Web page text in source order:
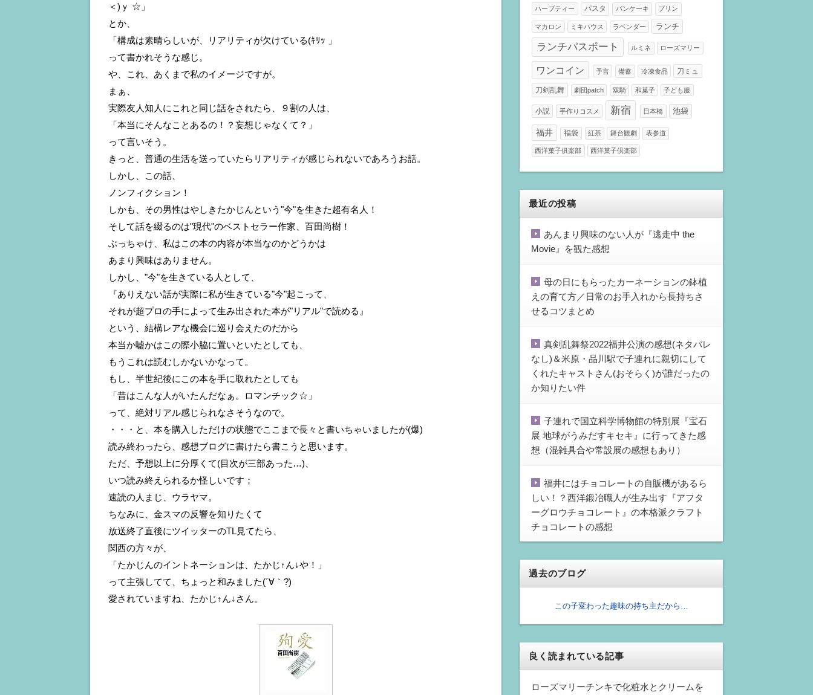
＜)ｙ ☆」
とか、
「構成は素晴らしいが、リアリティが欠けている(ｷﾘｯ 」
って書かれそうな感じ。
や、これ、あくまで私のイメージですが。
まぁ、
実際友人知人にこれと同じ話をされたら、９割の人は、
「本当にそんなことあるの！？妄想じゃなくて？」
って言いそう。
きっと、普通の生活を送っていたらリアリティが感じられないであろうお話。
しかし、この話、
ノンフィクション！
しかも、その男性はやしきたかじんという"今"を生きた超有名人！
そして話を綴るのは"現代"のベストセラー作家、百田尚樹！
ぶっちゃけ、私はこの本の内容が本当なのかどうかは
あまり興味はありません。
しかし、"今"を生きている人として、
『ありえない話が実際に私が生きている"今"起こって、
それが超プロの手によって生み出された本が"リアル"で読める』
という、結構レアな機会に巡り会えたのだから
本当か嘘かはこの際小脇に置いといたとしても、
もうこれは読むしかないかなって。
もし、半世紀後にこの本を手に取れたとしても
「昔はこんな人がいたんだなぁ。ロマンチック☆」
って、絶対リアル感じられなさそうなので。
・・・と、本を購入しただけの状態でここまで長々と書いちゃいましたが(爆)
読み終わったら、感想ブログに書けたら書こうと思います。
ただ、予想以上に分厚くて(目次が三部あった…)、
いつ読み終えられるか怪しいです；
速読の人まじ、ウラヤマ。
ちなみに、金スマの反響を知りたくて
放送終了直後にツイッターのTL見てたら、
関西の方々が、
「たかじんのイントネーションは、たかじ↑ん↓や！」
って主張してて、ちょっと和みました(´∀｀?)
愛されていますね、たかじ↑ん↓さん。
ハーブティー パスタ パンケーキ プリン
マカロン ミキハウス ラベンダー ランチ
ランチパスポート ルミネ ローズマリー
ワンコイン 予言 備蓄 冷凍食品 刀ミュ
刀剣乱舞 劇団patch 双騎 和菓子 子ども服
小説 手作りコスメ 新宿 日本橋 池袋
福井 福袋 紅茶 舞台観劇 表参道
西洋菓子俱楽部 西洋菓子倶楽部
最近の投稿
あんまり興味のない人が『逃走中 the
Movie』を観た感想
母の日にもらったカーネーションの鉢植
えの育て方／日常のお手入れから長持ちさ
せるコツまとめ
真剣乱舞祭2022福井公演の感想(ネタバレ
なし)＆米原・品川駅で子連れに親切にして
くれたキャストさん(おそらく)が誰だったの
か知りたい件
子連れで国立科学博物館の特別展『宝石
展 地球がうみだすキセキ』に行ってきた感
想（混雑具合や常設展の感想もあり）
福井にはチョコレートの自販機があるら
しい！？西洋鍛冶職人が生み出す『アフタ
ーグロウチョコレート』の本格派クラフト
チョコレートの感想
過去のブログ
この子変わった趣味の持ち主だから…
良く読まれている記事
ローズマリーチンキで化粧水とクリームを